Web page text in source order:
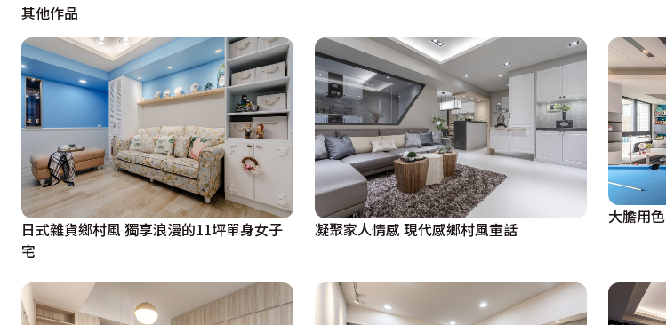
其他作品
日式雜貨鄉村風 獨享浪漫的11坪單身女子
宅
凝聚家人情感 現代感鄉村風童話
大膽用